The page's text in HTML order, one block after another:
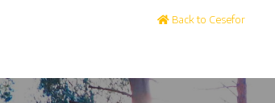
Back to Cesefor